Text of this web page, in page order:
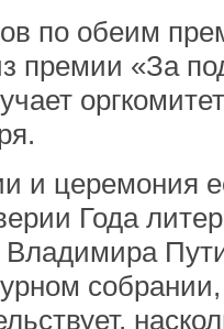
по обеим
премии «За
и церемония
Года